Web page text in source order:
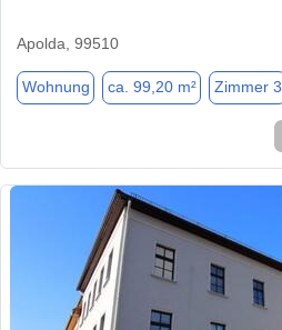
Apolda, 99510
Wohnung ca. 99,20 m² Zimmer 3